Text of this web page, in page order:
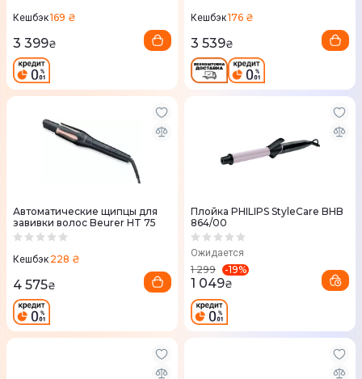
Кешбэк169 ₴
3 399₴
Кешбэк176 ₴
3 539₴
Автоматические щипцы для
завивки волос Beurer HT 75
Кешбэк 228 ₴
4 575₴
Плойка PHILIPS StyleCare BHB
864/00
Ожидается
1 299 -19%
1 049₴